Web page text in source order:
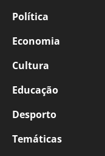
Política
Economia
Cultura
Educação
Desporto
Temáticas